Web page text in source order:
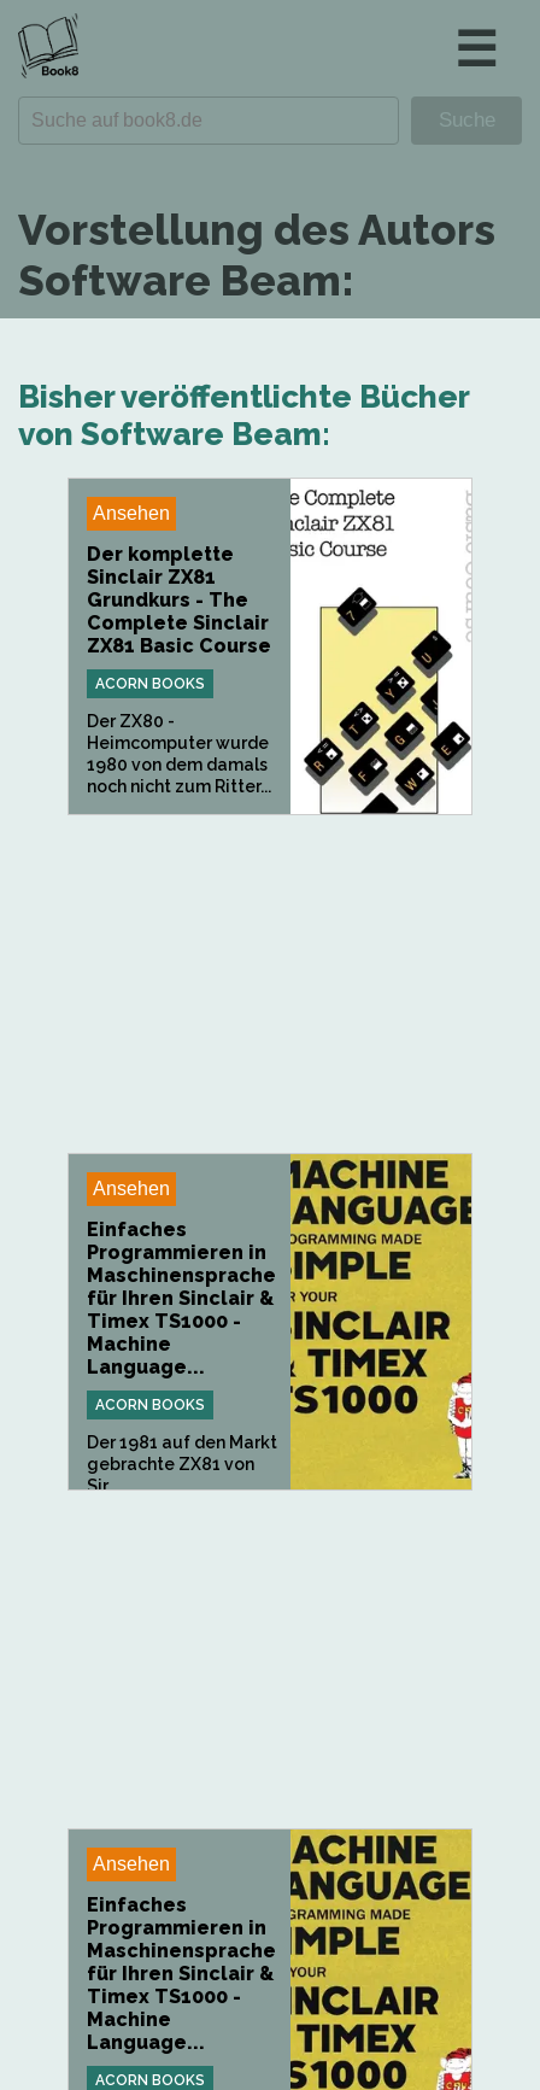
☰
Vorstellung des Autors
Software Beam:
Bisher veröffentlichte Bücher
von Software Beam:
Ansehen
Der komplette
Sinclair ZX81
Grundkurs - The
Complete Sinclair
ZX81 Basic Course
ACORN BOOKS
Der ZX80 -
Heimcomputer wurde
1980 von dem damals
noch nicht zum Ritter...
Ansehen
Einfaches
Programmieren in
Maschinensprache
für Ihren Sinclair &
Timex TS1000 -
Machine
Language...
ACORN BOOKS
Der 1981 auf den Markt
gebrachte ZX81 von
Sir...
Ansehen
Einfaches
Programmieren in
Maschinensprache
für Ihren Sinclair &
Timex TS1000 -
Machine
Language...
ACORN BOOKS